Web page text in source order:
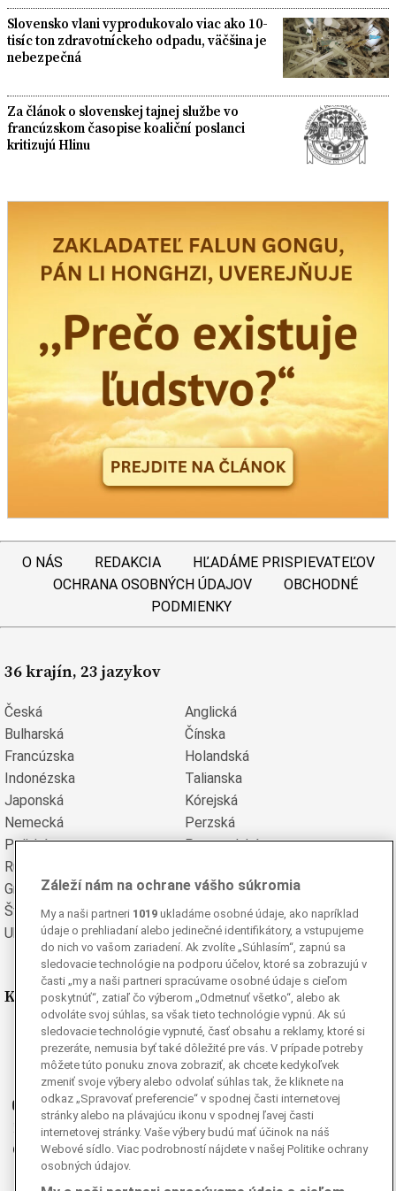
Slovensko vlani vyprodukovalo viac ako 10-
tisíc ton zdravotníckeho odpadu, väčšina je
nebezpečná
Za článok o slovenskej tajnej službe vo
francúzskom časopise koaliční poslanci
kritizujú Hlinu
O NÁS REDAKCIA
HĽADÁME PRISPIEVATEĽOV
OCHRANA OSOBNÝCH ÚDAJOV
OBCHODNÉ
PODMIENKY
36 krajín, 23 jazykov
Česká
Anglická
Bulharská
Čínska
Francúzska
Holandská
Indonézska
Talianska
Japonská
Kórejská
Nemecká
Perzská
Poľská
Portugalská
Rumunská
Grécka
Španielska
Švédska
Turecká
Ukrajinská
Vietnamská
Kde nás nájdete
Facebook
Instagram
Ganjing
Youtube
Twitter
Telegram
RSS
Záleží nám na ochrane vášho súkromia
My a naši partneri 1019 ukladáme osobné údaje, ako napríklad
údaje o prehliadaní alebo jedinečné identifikátory, a vstupujeme
do nich vo vašom zariadení. Ak zvolíte „Súhlasím“, zapnú sa
sledovacie technológie na podporu účelov, ktoré sa zobrazujú v
časti „my a naši partneri spracúvame osobné údaje s cieľom
poskytnúť“, zatiaľ čo výberom „Odmetnuť všetko“, alebo ak
odvoláte svoj súhlas, sa však tieto technológie vypnú. Ak sú
sledovacie technológie vypnuté, časť obsahu a reklamy, ktoré si
prezeráte, nemusia byť také dôležité pre vás. V prípade potreby
môžete túto ponuku znova zobraziť, ak chcete kedykoľvek
zmeniť svoje výbery alebo odvolať súhlas tak, že kliknete na
odkaz „Spravovať preferencie“ v spodnej časti internetovej
stránky alebo na plávajúcu ikonu v spodnej ľavej časti
internetovej stránky. Vaše výbery budú mať účinok na náš
Webové sídlo. Viac podrobností nájdete v našej Politike ochrany
osobných údajov.